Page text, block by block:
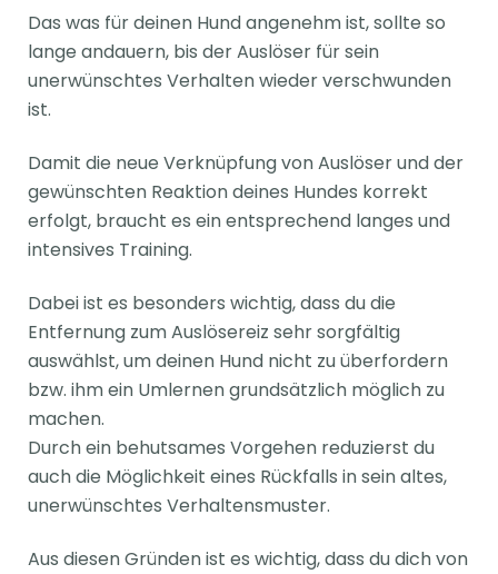
Das was für deinen Hund angenehm ist, sollte so
lange andauern, bis der Auslöser für sein
unerwünschtes Verhalten wieder verschwunden
ist.
Damit die neue Verknüpfung von Auslöser und der
gewünschten Reaktion deines Hundes korrekt
erfolgt, braucht es ein entsprechend langes und
intensives Training.
Dabei ist es besonders wichtig, dass du die
Entfernung zum Auslösereiz sehr sorgfältig
auswählst, um deinen Hund nicht zu überfordern
bzw. ihm ein Umlernen grundsätzlich möglich zu
machen.
Durch ein behutsames Vorgehen reduzierst du
auch die Möglichkeit eines Rückfalls in sein altes,
unerwünschtes Verhaltensmuster.
Aus diesen Gründen ist es wichtig, dass du dich von